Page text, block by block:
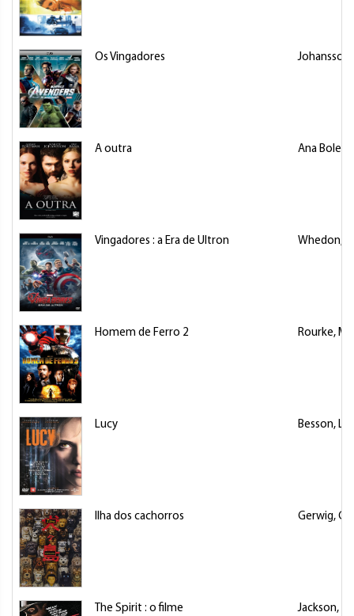
Os Vingadores
A outra Ana
Vingadores : a Era de Ultron Whedon,
Homem de Ferro 2 Rourke,
Lucy Besson,
Ilha dos cachorros Gerwig,
The Spirit : o filme Jackson,